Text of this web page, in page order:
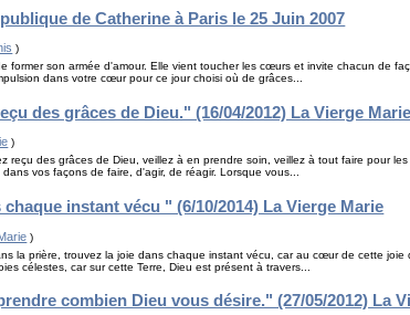
de Catherine à Paris le 25 Juin 2007
)
former son armée d'amour. Elle vient toucher les cœurs et invite chacun de
dans votre cœur pour ce jour choisi où de grâces...
des grâces de Dieu." (16/04/2012) La Vierge Marie
)
reçu des grâces de Dieu, veillez à en prendre soin, veillez à tout faire pour
vos façons de faire, d'agir, de réagir. Lorsque vous...
instant vécu " (6/10/2014) La Vierge Marie
)
la prière, trouvez la joie dans chaque instant vécu, car au cœur de cette joie
célestes, car sur cette Terre, Dieu est présent à travers...
combien Dieu vous désire." (27/05/2012) La